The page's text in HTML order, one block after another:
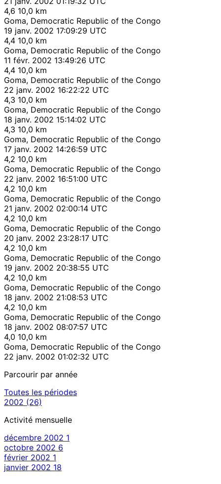
4,6 10,0 km
Goma, Democratic Republic of the Congo
19 janv. 2002 17:09:29 UTC
4,4 10,0 km
Goma, Democratic Republic of the Congo
11 févr. 2002 13:49:26 UTC
4,4 10,0 km
Goma, Democratic Republic of the Congo
22 janv. 2002 16:22:22 UTC
4,3 10,0 km
Goma, Democratic Republic of the Congo
18 janv. 2002 15:14:02 UTC
4,3 10,0 km
Goma, Democratic Republic of the Congo
17 janv. 2002 14:26:59 UTC
4,2 10,0 km
Goma, Democratic Republic of the Congo
22 janv. 2002 16:51:00 UTC
4,2 10,0 km
Goma, Democratic Republic of the Congo
21 janv. 2002 02:00:14 UTC
4,2 10,0 km
Goma, Democratic Republic of the Congo
20 janv. 2002 23:28:17 UTC
4,2 10,0 km
Goma, Democratic Republic of the Congo
19 janv. 2002 20:38:55 UTC
4,2 10,0 km
Goma, Democratic Republic of the Congo
18 janv. 2002 21:08:53 UTC
4,2 10,0 km
Goma, Democratic Republic of the Congo
18 janv. 2002 08:07:57 UTC
4,0 10,0 km
Goma, Democratic Republic of the Congo
22 janv. 2002 01:02:32 UTC
Parcourir par année
Toutes les périodes
2002 (26)
Activité mensuelle
décembre 2002 1
octobre 2002 6
février 2002 1
janvier 2002 18